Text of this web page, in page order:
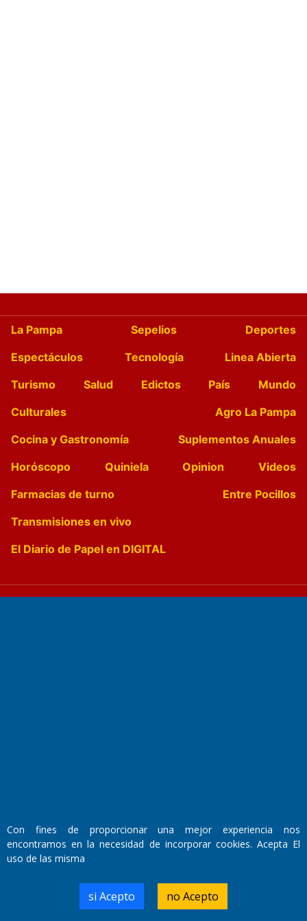
La Pampa Sepelios
Deportes
Espectáculos
Tecnología
Linea Abierta
Turismo
Salud Edictos País
Mundo
Culturales
Agro La Pampa
Cocina y Gastronomía
Suplementos Anuales
Horóscopo
Quiniela Opinion
Videos
Farmacias de turno
Entre Pocillos
Transmisiones en vivo
El Diario de Papel en DIGITAL
Santa Rosa, La Pampa.
Número de Registro DNDA:
RL-2019-55551274-APN-DNDA#MJ
Con fines de proporcionar una mejor experiencia nos
encontramos en la necesidad de incorporar cookies. Acepta El
uso de las misma
si Acepto no Acepto